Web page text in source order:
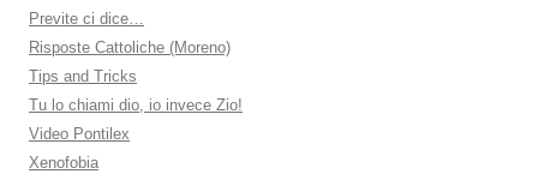
Previte ci dice…
Risposte Cattoliche (Moreno)
Tips and Tricks
Tu lo chiami dio, io invece Zio!
Video Pontilex
Xenofobia